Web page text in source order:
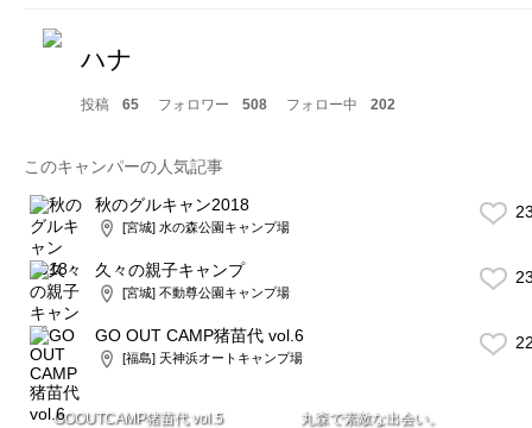
ハナ
投稿 65 フォロワー 508 フォロー中 202
このキャンパーの人気記事
秋のグルキャン2018
[宮城] 水の森公園キャンプ場
久々の親子キャンプ
[宮城] 不動尊公園キャンプ場
GO OUT CAMP猪苗代 vol.6
[福島] 天神浜オートキャンプ場
GOOUTCAMP猪苗代 vol.5 丸森で素敵な出会い。